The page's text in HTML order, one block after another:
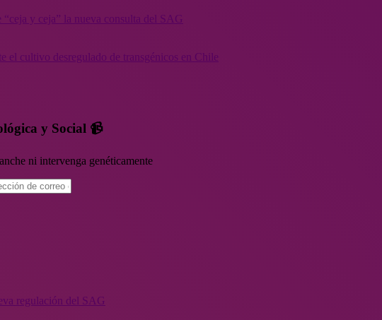
y ceja” la nueva consulta del SAG
el cultivo desregulado de transgénicos en Chile
y Social 📹
ni intervenga genéticamente
regulación del SAG